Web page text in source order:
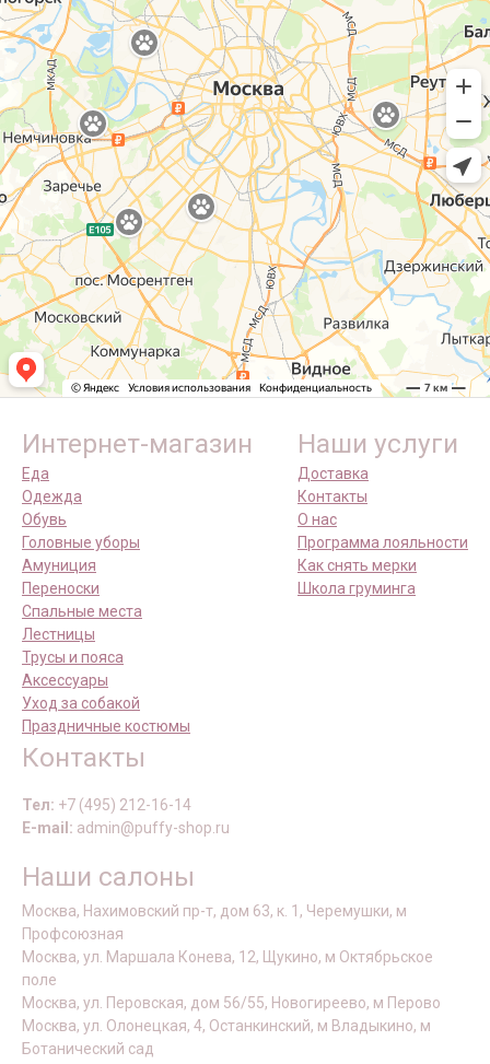
Интернет-магазин
Еда
Одежда
Обувь
Головные уборы
Амуниция
Переноски
Спальные места
Лестницы
Трусы и пояса
Аксессуары
Уход за собакой
Праздничные костюмы
Наши услуги
Доставка
Контакты
О нас
Программа лояльности
Как снять мерки
Школа груминга
Контакты
Тел: +7 (495) 212-16-14
E-mail: admin@puffy-shop.ru
Наши салоны
Москва, Нахимовский пр-т, дом 63, к. 1, Черемушки, м
Профсоюзная
Москва, ул. Маршала Конева, 12, Щукино, м Октябрьское
поле
Москва, ул. Перовская, дом 56/55, Новогиреево, м Перово
Москва, ул. Олонецкая, 4, Останкинский, м Владыкино, м
Ботанический сад